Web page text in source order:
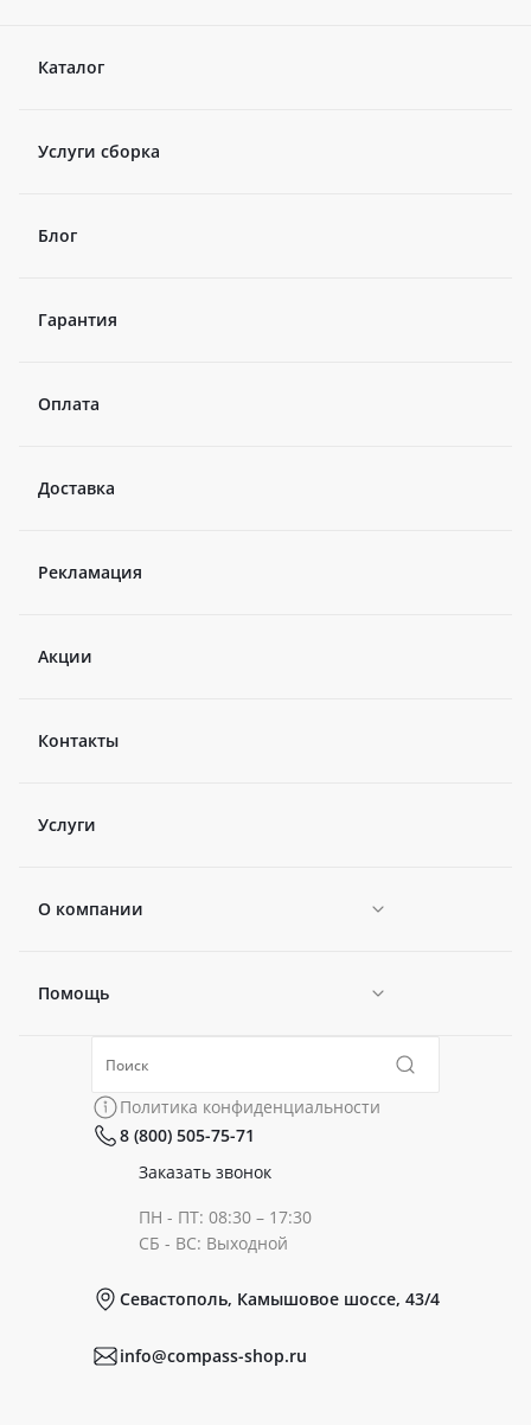
Каталог
Услуги сборка
Блог
Гарантия
Оплата
Доставка
Рекламация
Акции
Контакты
Услуги
О компании
Новости
Политика конфиденциальности
Помощь
Коллекции
Политика конфиденциальности
8 (800) 505-75-71
Заказать звонок
ПН - ПТ: 08:30 – 17:30
СБ - ВС: Выходной
Севастополь, Камышовое шоссе, 43/4
info@compass-shop.ru